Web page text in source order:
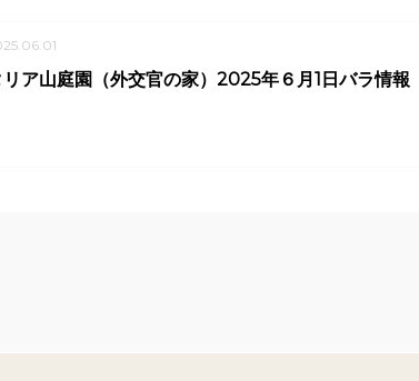
リア山庭園（外交官の家）2025年６月1日バラ情報